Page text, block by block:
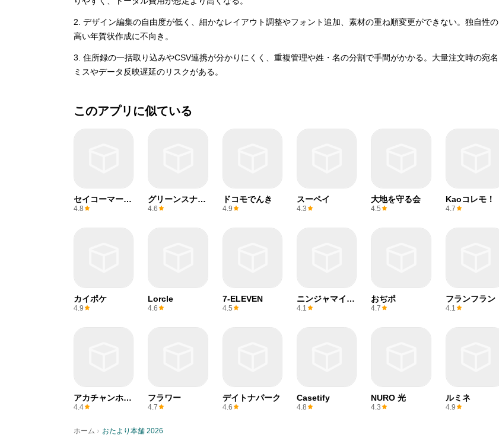
2. デザイン編集の自由度が低く、細かなレイアウト調整やフォント追加、素材の重ね順変更ができない。独自性の
高い年賀状作成に不向き。
3. 住所録の一括取り込みやCSV連携が分かりにくく、重複管理や姓・名の分割で手間がかかる。大量注文時の宛名
ミスやデータ反映遅延のリスクがある。
このアプリに似ている
セイコーマート
アプリ
4.8
グリーンスナッ
プ
4.6
ドコモでんき
4.9
スーペイ
4.3
大地を守る会
4.5
Kaoコレモ！
4.7
カイポケ
4.9
Lorcle
4.6
7-ELEVEN
4.5
ニンジャマイル
ズ
4.1
おぢポ
4.7
フランフラン
4.1
アカチャンホン
ポ
4.4
フラワー
4.7
デイトナパーク
4.6
Casetify
4.8
NURO 光
4.3
ルミネ
4.9
ホーム › おたより本舗 2026